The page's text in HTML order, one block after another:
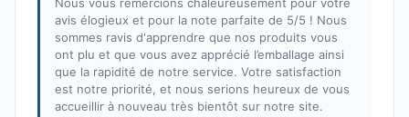
avis élogieux et pour la note parfaite de 5/5 ! Nous
sommes ravis d'apprendre que nos produits vous
ont plu et que vous avez apprécié l’emballage ainsi
que la rapidité de notre service. Votre satisfaction
est notre priorité, et nous serions heureux de vous
accueillir à nouveau très bientôt sur notre site.